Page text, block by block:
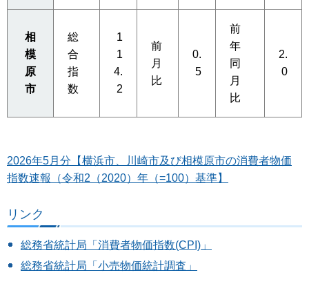
相
模
原
市
総
合
指
数
1
1
4.
2
前
月
比
0.
5
前
年
同
月
比
2.
0
2026年5月分【横浜市、川崎市及び相模原市の消費者物価
指数速報（令和2（2020）年（=100）基準】
リンク
総務省統計局「消費者物価指数(CPI)」
総務省統計局「小売物価統計調査」